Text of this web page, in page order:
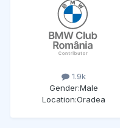
1.9k
Gender:Male
Location:Oradea